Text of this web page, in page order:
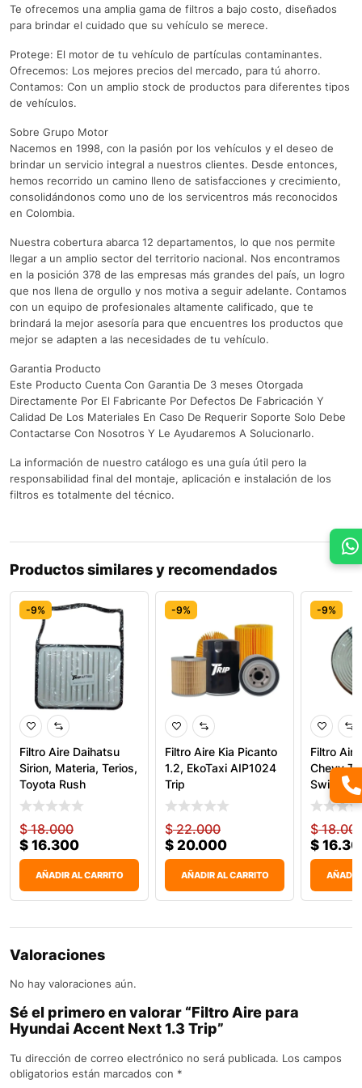
Te ofrecemos una amplia gama de filtros a bajo costo, diseñados
para brindar el cuidado que su vehículo se merece.
Protege: El motor de tu vehículo de partículas contaminantes.
Ofrecemos: Los mejores precios del mercado, para tú ahorro.
Contamos: Con un amplio stock de productos para diferentes tipos
de vehículos.
Sobre Grupo Motor
Nacemos en 1998, con la pasión por los vehículos y el deseo de
brindar un servicio integral a nuestros clientes. Desde entonces,
hemos recorrido un camino lleno de satisfacciones y crecimiento,
consolidándonos como uno de los servicentros más reconocidos
en Colombia.
Nuestra cobertura abarca 12 departamentos, lo que nos permite
llegar a un amplio sector del territorio nacional. Nos encontramos
en la posición 378 de las empresas más grandes del país, un logro
que nos llena de orgullo y nos motiva a seguir adelante. Contamos
con un equipo de profesionales altamente calificado, que te
brindará la mejor asesoría para que encuentres los productos que
mejor se adapten a las necesidades de tu vehículo.
Garantia Producto
Este Producto Cuenta Con Garantia De 3 meses Otorgada
Directamente Por El Fabricante Por Defectos De Fabricación Y
Calidad De Los Materiales En Caso De Requerir Soporte Solo Debe
Contactarse Con Nosotros Y Le Ayudaremos A Solucionarlo.
La información de nuestro catálogo es una guía útil pero la
responsabilidad final del montaje, aplicación e instalación de los
filtros es totalmente del técnico.
Productos similares y recomendados
-9%
Filtro Aire Daihatsu
Sirion, Materia, Terios,
Toyota Rush
$18.000
$ 16.300
AÑADIR AL CARRITO
-9%
Filtro Aire Kia Picanto
1.2, EkoTaxi AIP1024
Trip
$22.000
$ 20.000
AÑADIR AL CARRITO
-9%
Filtro
Chevy
Swift Trip
$
$
AÑADIR
Valoraciones
No hay valoraciones aún.
Sé el primero en valorar “Filtro Aire para
Hyundai Accent Next 1.3 Trip”
Tu dirección de correo electrónico no será publicada. Los campos
obligatorios están marcados con *